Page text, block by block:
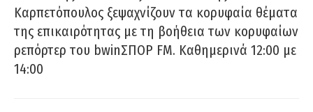
Καρπετόπουλος ξεψαχνίζουν τα κορυφαία θέματα
της επικαιρότητας με τη βοήθεια των κορυφαίων
ρεπόρτερ του bwinΣΠΟΡ FM. Καθημερινά 12:00 με
14:00